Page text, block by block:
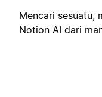
Mencari sesuatu,
Notion AI dari